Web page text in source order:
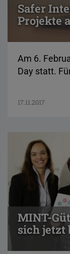
Safer
Projekte
Am 6.
Day statt.
17.11.2017
MINT-
sich jetzt